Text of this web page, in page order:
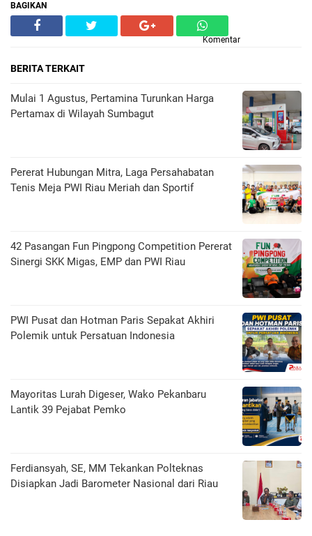
BAGIKAN
Komentar
BERITA TERKAIT
Mulai 1 Agustus, Pertamina Turunkan Harga
Pertamax di Wilayah Sumbagut
Pererat Hubungan Mitra, Laga Persahabatan
Tenis Meja PWI Riau Meriah dan Sportif
42 Pasangan Fun Pingpong Competition Pererat
Sinergi SKK Migas, EMP dan PWI Riau
PWI Pusat dan Hotman Paris Sepakat Akhiri
Polemik untuk Persatuan Indonesia
Mayoritas Lurah Digeser, Wako Pekanbaru
Lantik 39 Pejabat Pemko
Ferdiansyah, SE, MM Tekankan Polteknas
Disiapkan Jadi Barometer Nasional dari Riau